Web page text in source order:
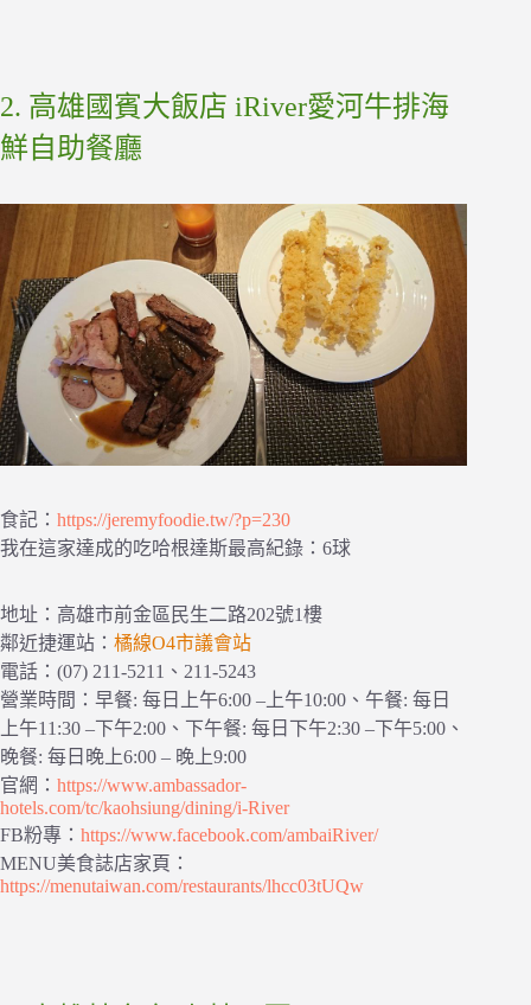
2. 高雄國賓大飯店 iRiver愛河牛排海
鮮自助餐廳
食記： https://jeremyfoodie.tw/?p=230
我在這家達成的吃哈根達斯最高紀錄：6球
地址：高雄市前金區民生二路202號1樓
鄰近捷運站： 橘線O4市議會站
電話：(07) 211-5211、211-5243
營業時間：早餐: 每日上午6:00 –上午10:00、午餐: 每日
上午11:30 –下午2:00、下午餐: 每日下午2:30 –下午5:00、
晚餐: 每日晚上6:00 – 晚上9:00
官網： https://www.ambassador-
hotels.com/tc/kaohsiung/dining/i-River
FB粉專： https://www.facebook.com/ambaiRiver/
MENU美食誌店家頁：
https://menutaiwan.com/restaurants/lhcc03tUQw